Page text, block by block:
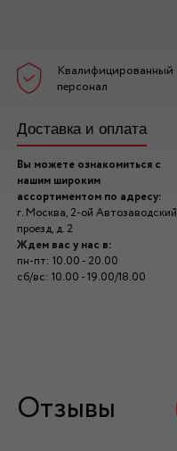
Квалифицированный
персонал
Доставка и оплата
Вы можете ознакомиться с
нашим широким
ассортиментом по адресу:
г. Москва, 2-ой Автозаводский
проезд, д. 2
Ждем вас у нас в:
пн-пт: 10.00 - 20.00
сб/вс: 10.00 - 19.00/18.00
Отзывы